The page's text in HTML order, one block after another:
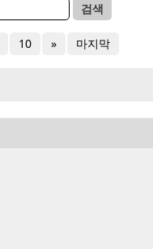
검색
10 » 마지막